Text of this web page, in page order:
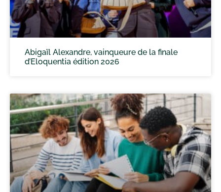
Abigaïl Alexandre, vainqueure de la finale
d’Eloquentia édition 2026